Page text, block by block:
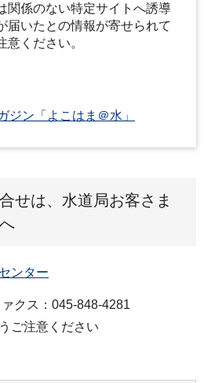
関係のない特定サイトへ誘導
届いたとの情報が寄せられて
意ください。
ジン「よこはま＠水」
せは、水道局お客さま
ンター
クス：045-848-4281
ご注意ください